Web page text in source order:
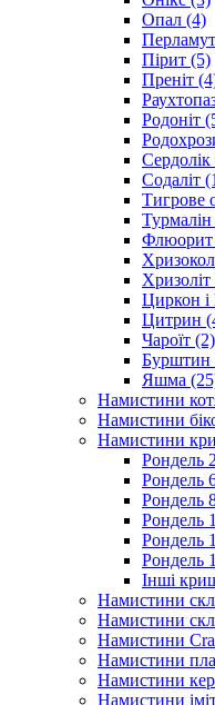
Опал (4)
Пірит (5)
Преніт
Родоніт
Содаліт
Тигрове
Турмалін
Флюорит
Хризоліт
Циркон і
Цитрин
Чароїт (2)
Бурштин
Яшма
Намистини
Намистини
Намистини
Рондель
Рондель
Рондель
Рондель
Рондель
Рондель
Інші
Намистини
Намистини
Намистини
Намистини
Намистини
Намистини